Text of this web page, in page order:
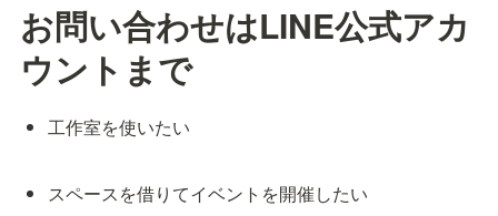
お問い合わせはLINE公式アカ
ウントまで
工作室を使いたい
スペースを借りてイベントを開催したい